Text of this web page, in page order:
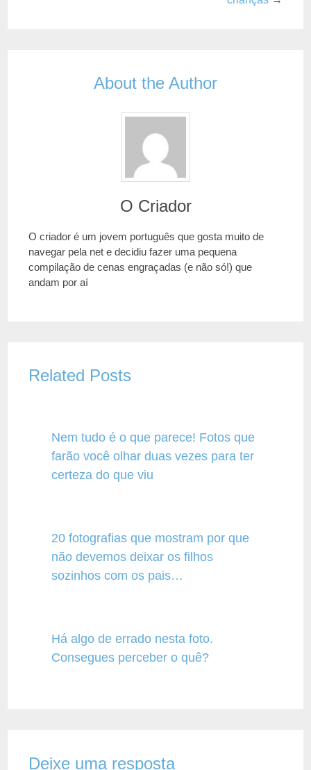
About the Author
O Criador
O criador é um jovem português que gosta muito de
navegar pela net e decidiu fazer uma pequena
compilação de cenas engraçadas (e não só!) que
andam por aí
Related Posts
Nem tudo é o que parece! Fotos que
farão você olhar duas vezes para ter
certeza do que viu
20 fotografias que mostram por que
não devemos deixar os filhos
sozinhos com os pais…
Há algo de errado nesta foto.
Consegues perceber o quê?
Deixe uma resposta